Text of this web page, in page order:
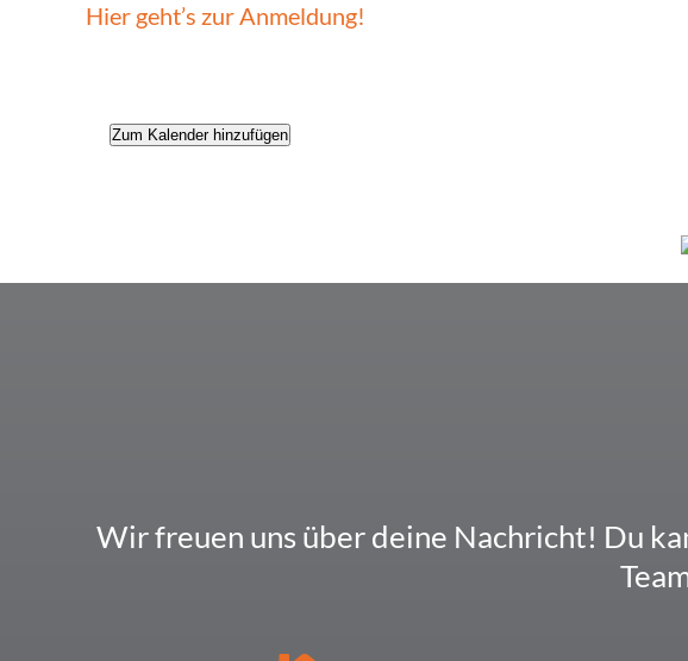
Hier geht’s zur Anmeldung!
Zum Kalender hinzufügen
Wir freuen uns über deine Nach­richt! Du